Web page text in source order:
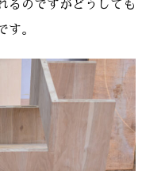
るのですがどうしても
す。